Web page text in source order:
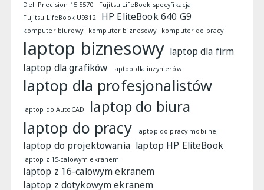
Dell Precision 15 5570
Fujitsu LifeBook specyfikacja
Fujitsu LifeBook U9312
HP EliteBook 640 G9
komputer biurowy komputer biznesowy komputer do pracy
laptop biznesowy laptop dla firm
laptop dla grafików
laptop dla inżynierów
laptop dla profesjonalistów
laptop do AutoCAD laptop do biura
laptop do pracy laptop do pracy mobilnej
laptop do projektowania laptop HP EliteBook
laptop z 15-calowym ekranem
laptop z 16-calowym ekranem
laptop z dotykowym ekranem